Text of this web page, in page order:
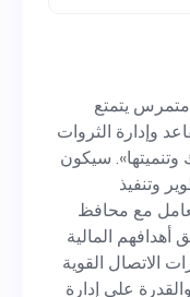
والتعلم
وتحسين
بحل
تعتمد على
من
يتمتع
الثروات
سيكون
مع محافظ
المالية
القوية
على إدارة